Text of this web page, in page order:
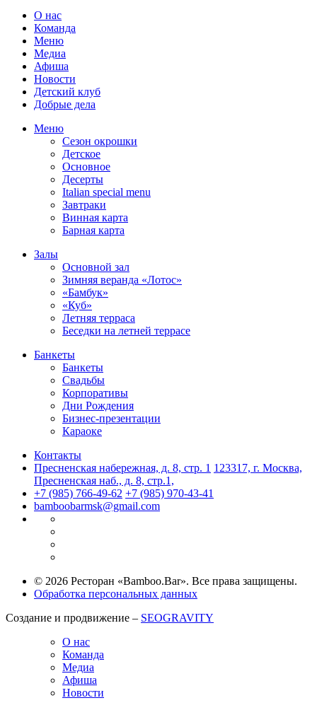
О нас
Команда
Меню
Медиа
Афиша
Новости
Детский клуб
Добрые дела
Меню
Сезон окрошки
Детское
Основное
Десерты
Italian special menu
Завтраки
Винная карта
Барная карта
Залы
Основной зал
Зимняя веранда «Лотос»
«Бамбук»
«Куб»
Летняя терраса
Беседки на летней террасе
Банкеты
Банкеты
Свадьбы
Корпоративы
Дни Рождения
Бизнес-презентации
Караоке
Контакты
Пресненская набережная, д. 8, стр. 1 123317, г. Москва,
Пресненская наб., д. 8, стр.1,
+7 (985) 766-49-62 +7 (985) 970-43-41
bamboobarmsk@gmail.com
© 2026 Ресторан «Bamboo.Bar». Все права защищены.
Обработка персональных данных
Создание и продвижение – SEOGRAVITY
О нас
Команда
Медиа
Афиша
Новости